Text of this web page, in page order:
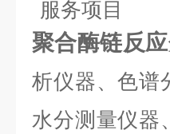
服务项目
聚合酶链反
析仪器、色谱
水分测量仪器